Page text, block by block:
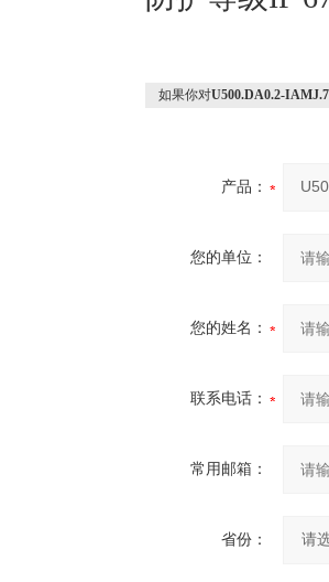
如果你对U500.DA0.2-
产品：
您的单位：
您的姓名：
联系电话：
常用邮箱：
省份：